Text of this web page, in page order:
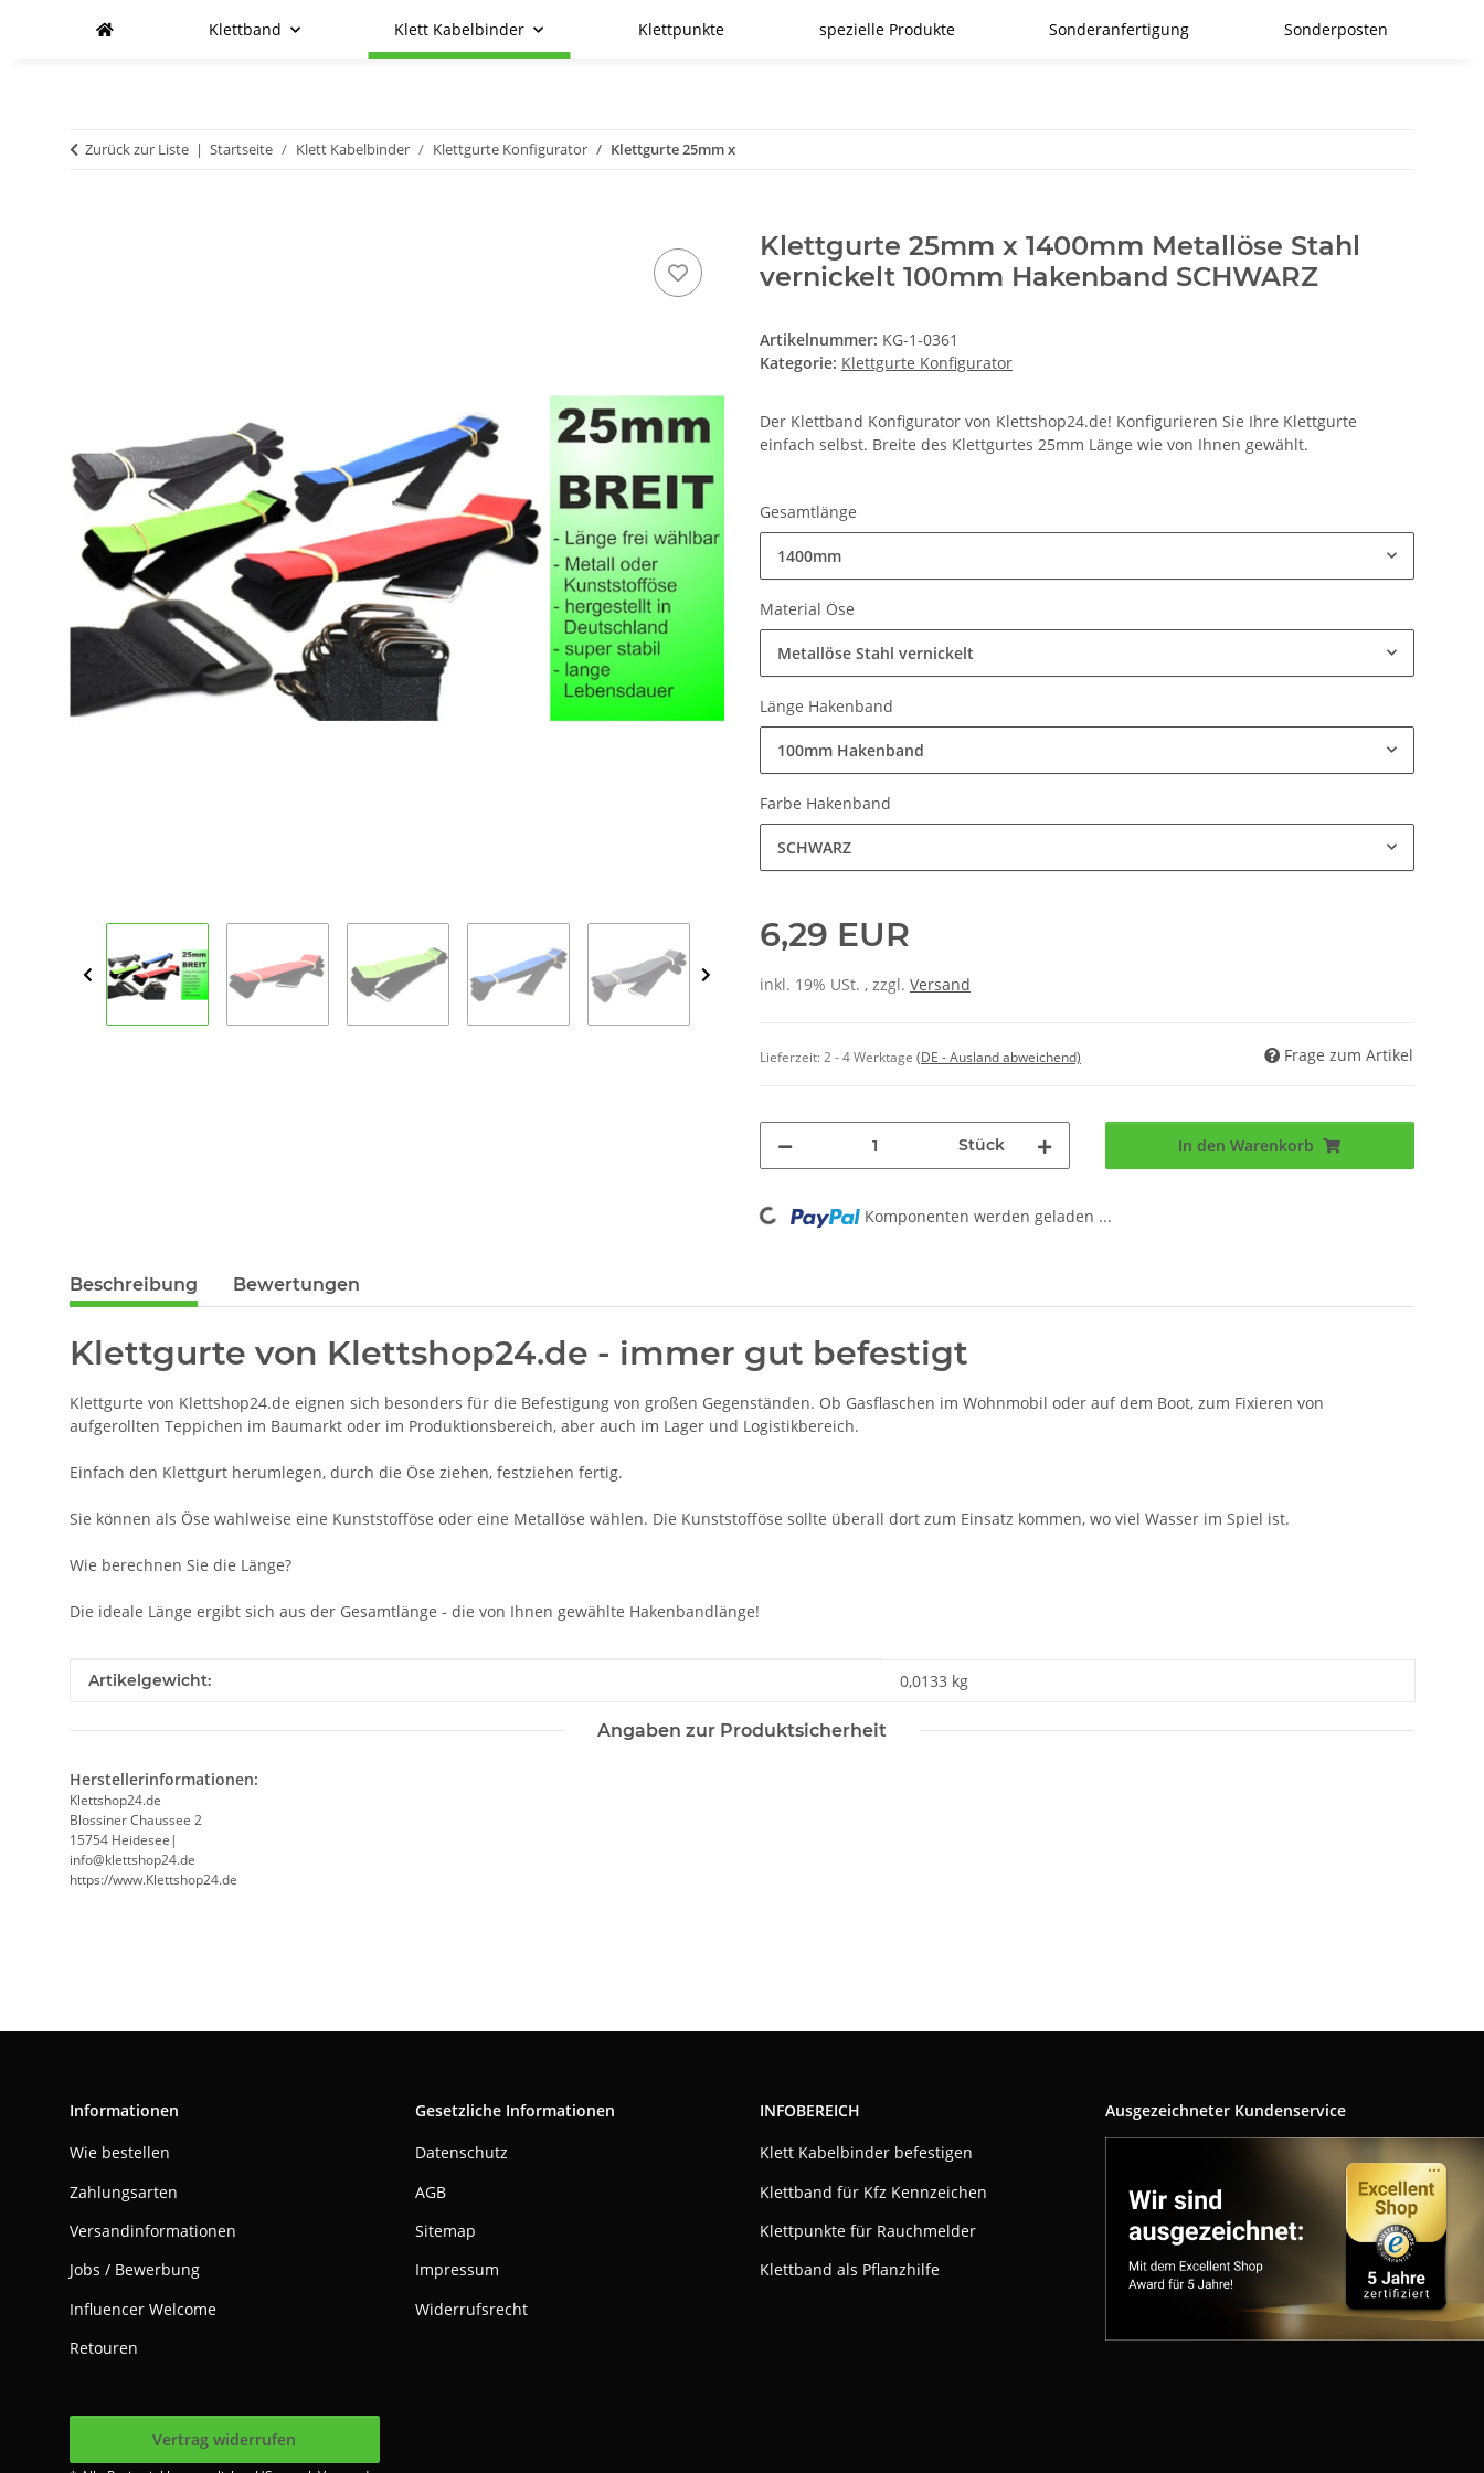
Klettband Klett Kabelbinder Klettpunkte spezielle Produkte Sonderanfertigung Sonderposten
Zurück zur Liste Startseite Klett Kabelbinder Klettgurte Konfigurator Klettgurte 25mm x
Klettgurte 25mm x 1400mm Metallöse Stahl
vernickelt 100mm Hakenband SCHWARZ
Artikelnummer: KG-1-0361
Kategorie: Klettgurte Konfigurator
Der Klettband Konfigurator von Klettshop24.de! Konfigurieren Sie Ihre Klettgurte
einfach selbst. Breite des Klettgurtes 25mm Länge wie von Ihnen gewählt.
Gesamtlänge
1400mm
Material Öse
Metallöse Stahl vernickelt
Länge Hakenband
100mm Hakenband
Farbe Hakenband
SCHWARZ
6,29 EUR
inkl. 19% USt. , zzgl. Versand
Lieferzeit:2 - 4 Werktage (DE - Ausland abweichend) Frage zum Artikel
Stück In den Warenkorb
Loading... Komponenten werden geladen ...
Beschreibung Bewertungen
Klettgurte von Klettshop24.de - immer gut befestigt
Klettgurte von Klettshop24.de eignen sich besonders für die Befestigung von großen Gegenständen. Ob Gasflaschen im Wohnmobil oder auf dem Boot, zum Fixieren von
aufgerollten Teppichen im Baumarkt oder im Produktionsbereich, aber auch im Lager und Logistikbereich.
Einfach den Klettgurt herumlegen, durch die Öse ziehen, festziehen fertig.
Sie können als Öse wahlweise eine Kunststofföse oder eine Metallöse wählen. Die Kunststofföse sollte überall dort zum Einsatz kommen, wo viel Wasser im Spiel ist.
Wie berechnen Sie die Länge?
Die ideale Länge ergibt sich aus der Gesamtlänge - die von Ihnen gewählte Hakenbandlänge!
Produkteigenschaft
Wert
Artikelgewicht: 0,0133 kg
Angaben zur Produktsicherheit
Herstellerinformationen:
Klettshop24.de
Blossiner Chaussee 2
15754 Heidesee|
info@klettshop24.de
https://www.Klettshop24.de
Informationen
Wie bestellen
Zahlungsarten
Versandinformationen
Jobs / Bewerbung
Influencer Welcome
Retouren
Gesetzliche Informationen
Datenschutz
AGB
Sitemap
Impressum
Widerrufsrecht
INFOBEREICH
Klett Kabelbinder befestigen
Klettband für Kfz Kennzeichen
Klettpunkte für Rauchmelder
Klettband als Pflanzhilfe
Ausgezeichneter Kundenservice
Vertrag widerrufen